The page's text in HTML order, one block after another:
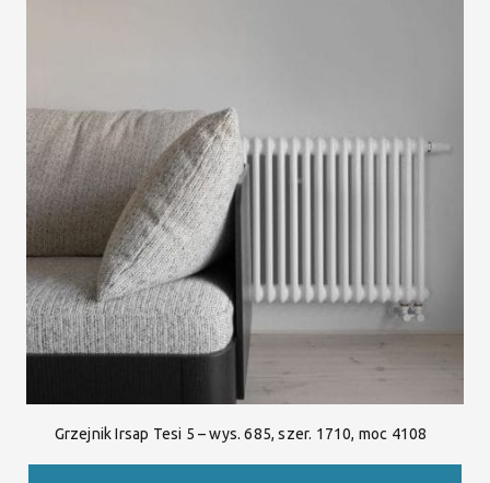
Grzejnik Irsap Tesi 5 – wys. 685, szer. 1710, moc 4108